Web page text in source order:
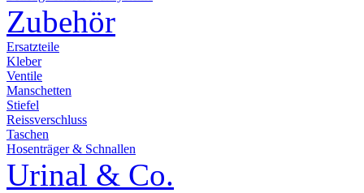
Zubehör
Ersatzteile
Kleber
Ventile
Manschetten
Stiefel
Reissverschluss
Taschen
Hosenträger & Schnallen
Urinal & Co.